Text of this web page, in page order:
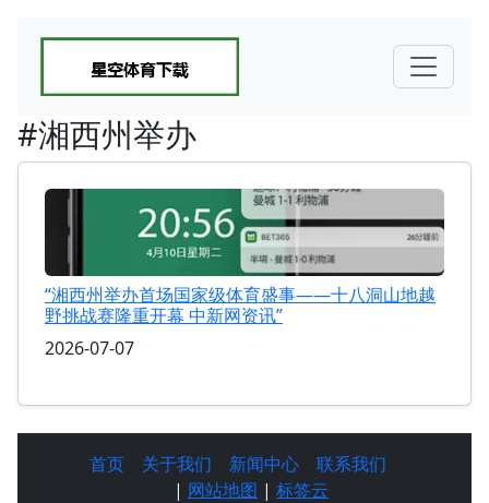
#湘西州举办
“湘西州举办首场国家级体育盛事——十八洞山地越
野挑战赛隆重开幕 中新网资讯”
2026-07-07
首页 关于我们 新闻中心
联系我们
| 网站地图 | 标签云